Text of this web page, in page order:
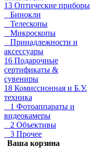
13 Оптические приборы
Бинокли
Телескопы
Микроскопы
Принадлежности и
аксессуары
16 Подарочные
сертификаты &
сувениры
18 Комиссионная и Б.У.
техника
1 Фотоаппараты и
видеокамеры
2 Объективы
3 Прочее
Ваша корзина